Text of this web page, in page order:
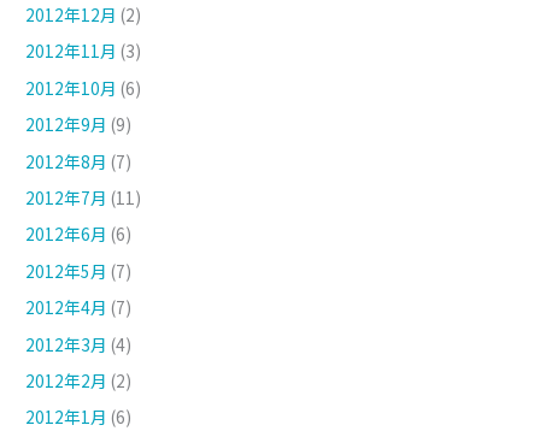
2012年12月 (2)
2012年11月 (3)
2012年10月 (6)
2012年9月 (9)
2012年8月 (7)
2012年7月 (11)
2012年6月 (6)
2012年5月 (7)
2012年4月 (7)
2012年3月 (4)
2012年2月 (2)
2012年1月 (6)